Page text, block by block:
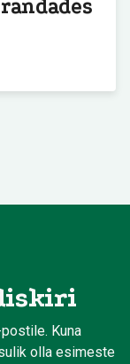
Kuna
olla esimeste